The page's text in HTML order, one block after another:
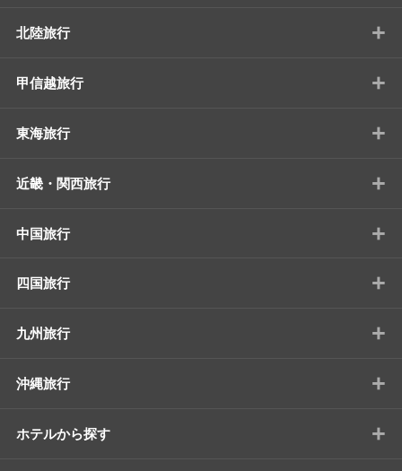
北陸旅行 +
甲信越旅行 +
東海旅行 +
近畿・関西旅行 +
中国旅行 +
四国旅行 +
九州旅行 +
沖縄旅行 +
ホテルから探す
+